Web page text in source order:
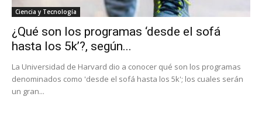
Ciencia y Tecnología
¿Qué son los programas ‘desde el sofá
hasta los 5k’?, según...
La Universidad de Harvard dio a conocer qué son los programas
denominados como 'desde el sofá hasta los 5k'; los cuales serán
un gran...